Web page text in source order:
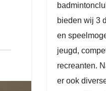
bieden wij 3
en
jeugd,
recreanten.
er ook